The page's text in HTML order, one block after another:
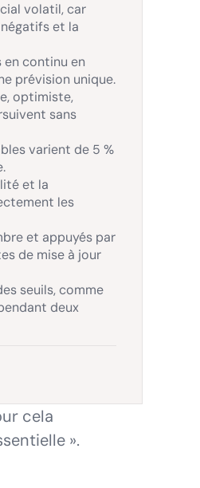
volatil, car
et la
en continu en
prévision unique.
optimiste,
sans
varient de 5 %
et la
les
et appuyés par
de mise à jour
seuils, comme
deux
cela
».